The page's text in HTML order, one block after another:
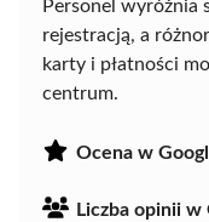
Personel wyróżnia
rejestracją, a
karty i płatności
centrum.
Ocena w
Liczba opinii w